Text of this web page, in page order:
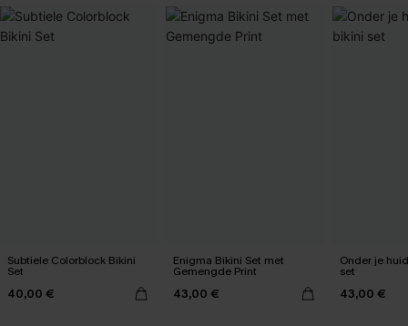
Subtiele Colorblock Bikini
Set
40,00 €
Enigma Bikini Set met
Gemengde Print
43,00 €
Onder je
set
43,00 €